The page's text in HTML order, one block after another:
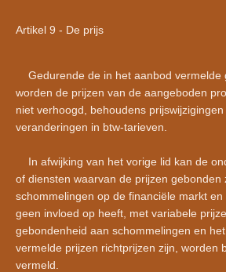
Artikel 9 - De prijs
Gedurende de in het aanbod vermelde
worden de prijzen van de aangeboden
niet verhoogd, behoudens
veranderingen in btw-tarieven.
In afwijking van het vorige lid kan de
of diensten waarvan de prijzen gebonden
schommelingen op de financiële markt
geen invloed op heeft, met variabele
gebondenheid aan schommelingen en
vermelde prijzen richtprijzen zijn, worden
vermeld.